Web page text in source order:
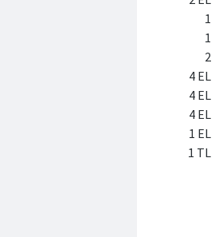
1
1
2
4 EL
4 EL
4 EL
1 EL
1 TL